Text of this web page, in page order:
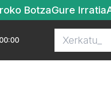
BotzaGure Irratia